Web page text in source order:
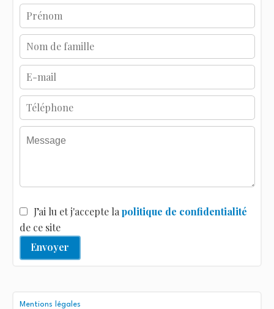
J’ai lu et j'accepte la politique de confidentialité
de ce site
Envoyer
Mentions légales